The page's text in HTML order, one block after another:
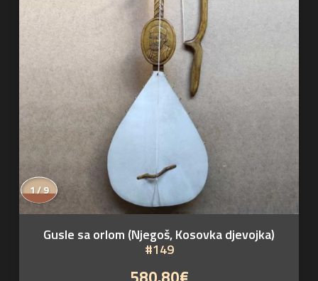
1 / 9
Gusle sa orlom (Njegoš, Kosovka djevojka)
#149